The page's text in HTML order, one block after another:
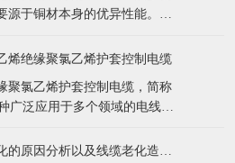
比如：电缆敷设
源于铜材本身的优异性能。以
这意味着在相同条件下，铜芯
的
烯绝缘聚氯乙烯护套控制电缆
聚氯乙烯护套控制电缆，简称
广泛应用于多个领域的电线电
铜芯线作为导体，外覆聚氯乙浅谈电线电缆老化的原因分析以及线缆老化造成的影响